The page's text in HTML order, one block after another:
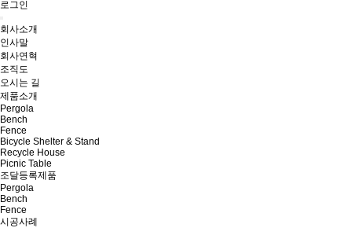
로그인
회사소개
인사말
회사연혁
조직도
오시는 길
제품소개
Pergola
Bench
Fence
Bicycle Shelter & Stand
Recycle House
Picnic Table
조달등록제품
Pergola
Bench
Fence
시공사례